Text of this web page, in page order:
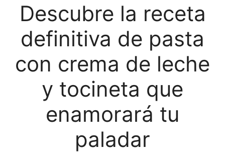
Descubre la receta
definitiva de pasta
con crema de leche
y tocineta que
enamorará tu
paladar